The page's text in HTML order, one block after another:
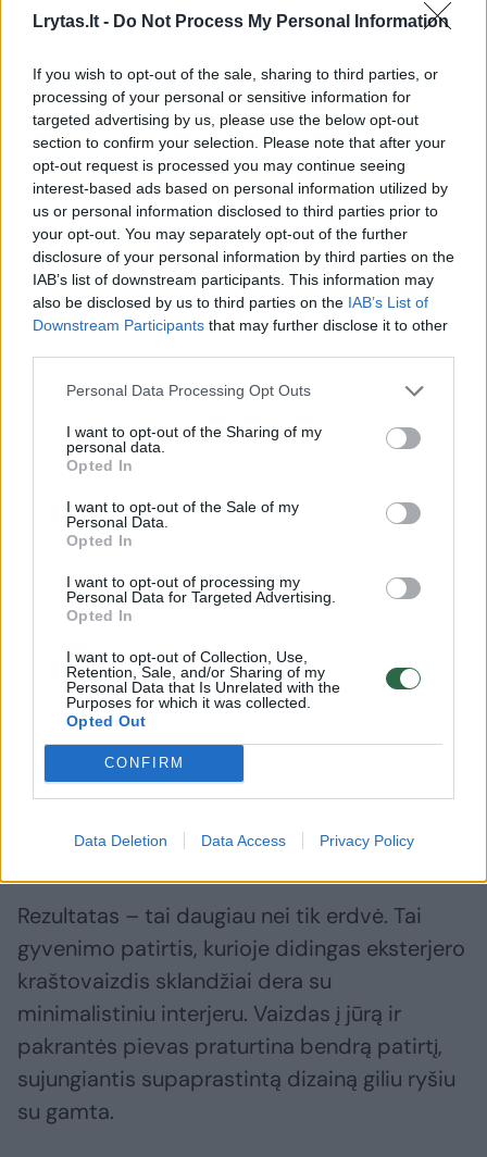
Lrytas.lt - Do Not Process My Personal Information
If you wish to opt-out of the sale, sharing to third parties, or
processing of your personal or sensitive information for
targeted advertising by us, please use the below opt-out
section to confirm your selection. Please note that after your
opt-out request is processed you may continue seeing
interest-based ads based on personal information utilized by
us or personal information disclosed to third parties prior to
your opt-out. You may separately opt-out of the further
disclosure of your personal information by third parties on the
IAB’s list of downstream participants. This information may
also be disclosed by us to third parties on the IAB’s List of
Downstream Participants that may further disclose it to other
Personal Data Processing Opt Outs
I want to opt-out of the Sharing of my
personal data.
Opted In
I want to opt-out of the Sale of my
Personal Data.
Opted In
I want to opt-out of processing my
Personal Data for Targeted Advertising.
Opted In
I want to opt-out of Collection, Use,
Retention, Sale, and/or Sharing of my
Personal Data that Is Unrelated with the
Purposes for which it was collected.
Opted Out
CONFIRM
Data Deletion Data Access Privacy Policy
fanera, betonas ir metalas, dizainas sukuria
pasakojimą, kurio šaknys glūdi Latvijos
neapdorotame Latvijos pakrantės grožyje.
Spalva tampa pasakotoju – namo atspalvį
įkvėpė šiam miesteliui būdinga jūrinė mėlyna
spalva, primenanti laikus, kai miestas buvo
gyvybingų tonų drobė.
Palėpėje įrengti kambariai, skirti svečiams ar
Funkcionalumas ir forma dera tokiose
detalėse kaip langinės, puikiai užtikrinančios
privatumą ir apsaugančios namus ne sezono
metu.
Virtuvė – tai harmoninga dizaino, vietos ir
apgalvoto paprastumo sintezė.
Kiekvienas interjero elementas yra
apgalvotas, be pertekliaus ir kruopščiai
parinktas siekiant pabrėžti dizaino grynumą.
Pasirinktos medžiagos, pavyzdžiui, fanera ir
paprastumo siekį.
Rezultatas – tai daugiau nei tik erdvė. Tai
gyvenimo patirtis, kurioje didingas eksterjero
kraštovaizdis sklandžiai dera su
minimalistiniu interjeru. Vaizdas į jūrą ir
pakrantės pievas praturtina bendrą patirtį,
sujungiantis supaprastintą dizainą giliu ryšiu
su gamta.